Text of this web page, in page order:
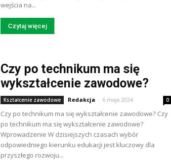
wejścia na...
Czytaj więcej
Czy po technikum ma się
wykształcenie zawodowe?
Kształcenie zawodowe Redakcja - 6 maja 2024 0
Czy po technikum ma się wykształcenie zawodowe? Czy
po technikum ma się wykształcenie zawodowe?
Wprowadzenie W dzisiejszych czasach wybór
odpowiedniego kierunku edukacji jest kluczowy dla
przyszłego rozwoju...